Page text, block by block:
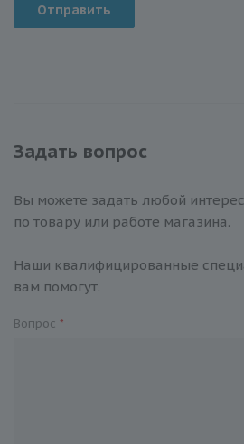
Отправить
Задать вопрос
Вы можете задать любой
по товару или работе магазина.
Наши квалифицированные
вам помогут.
Вопрос *